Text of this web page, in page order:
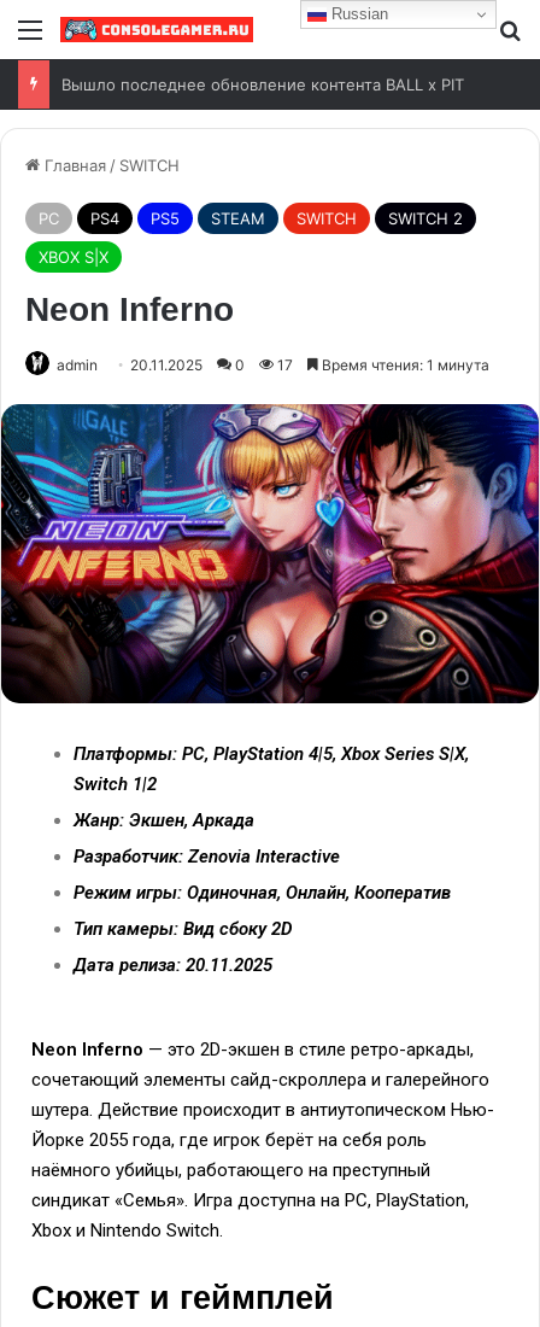
Free Play Days на Xbox с 6 по 9 августа 2026 года
Главная / SWITCH
PC PS4 PS5 STEAM SWITCH
SWITCH 2
XBOX S|X
Neon Inferno
admin 20.11.2025 0 17 Время чтения: 1 минута
Платформы: PC, PlayStation 4|5, Xbox Series S|X,
Switch 1|2
Жанр: Экшен, Аркада
Разработчик: Zenovia Interactive
Режим игры: Одиночная, Онлайн, Кооператив
Тип камеры: Вид сбоку 2D
Дата релиза: 20.11.2025
Neon Inferno — это 2D-экшен в стиле ретро-аркады,
сочетающий элементы сайд-скроллера и галерейного
шутера. Действие происходит в антиутопическом Нью-
Йорке 2055 года, где игрок берёт на себя роль
наёмного убийцы, работающего на преступный
синдикат «Семья». Игра доступна на PC, PlayStation,
Xbox и Nintendo Switch.
Сюжет и геймплей
Russian